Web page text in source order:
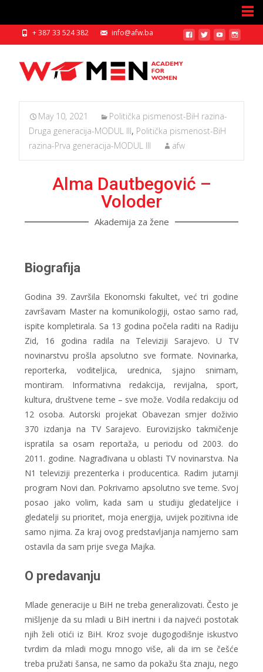
+ 387 33 524 382 info@afw.ba
May 10, 2021
Politička pismenost-BiH razina-
Druga generacija-MODUL III, Politička pismenost-BiH
razina-Prva generacija-MODUL III
afw
Alma Dautbegović –
Voloder
Akademija za žene
Biografija
Godina 39. Završila Ekonomski fakultet, već tri godine
završavam Master na komunikologiji, ostao samo rad,
ispite kompletirala. Sa 13 godina počela raditi na Radiju
Zid, 16 godina radila na Televiziji Sarajevo. U TV
novinarstvu prošla apsolutno sve formate. Novinarka,
reporterka, voditeljica, urednica, sjajno snimam,
montiram. Informativna redakcija, revijalna, sport,
kultura, društvene teme – sve može. Vodila redakciju od
12 osoba. Autorski projekat Obavezan smjer doživio
370 izdanja na TV Sarajevo. Eurovizijsko takmičenje
ispratila sa osam reportaža, u periodu od 2003. do
2011. godine. Nagrađivana u oblasti TV novinarstva. Na
N1 televiziji prezenterka i producentica. Radim jutarnji
program Novi dan. Pokrivamo apsolutno sve teme. Svoj
posao jako volim, kada sam u studiju gledateljice i
gledatelji su prioritet, moja energija, uvijek pozitivna ide
samo njima. Za kraj ovog predstavljanja namjerno sam
ostavila da sam prije svega Majka.
O predavanju
Mlade generacije u BiH ne treba generalizovati. Često je
mišljenje da su mladi u BiH inertni i da najveći postotak
njih želi otići iz BiH. Kroz svoje dugogodišnje iskustvo
tvrdim da mladi mogu mnogo više, ali da im se češće
treba pružati šansa, ne samo da pokažu šta znaju, nego